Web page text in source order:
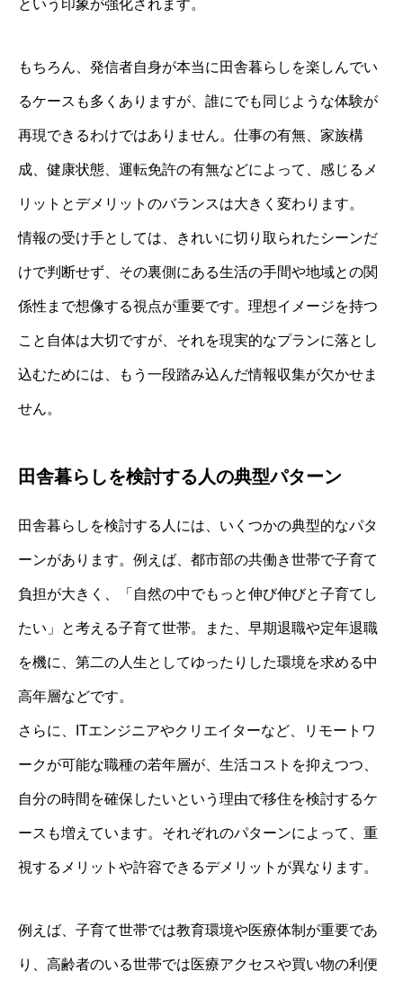
という印象が強化されます。
もちろん、発信者自身が本当に田舎暮らしを楽しんでい
るケースも多くありますが、誰にでも同じような体験が
再現できるわけではありません。仕事の有無、家族構
成、健康状態、運転免許の有無などによって、感じるメ
リットとデメリットのバランスは大きく変わります。
情報の受け手としては、きれいに切り取られたシーンだ
けで判断せず、その裏側にある生活の手間や地域との関
係性まで想像する視点が重要です。理想イメージを持つ
こと自体は大切ですが、それを現実的なプランに落とし
込むためには、もう一段踏み込んだ情報収集が欠かせま
せん。
田舎暮らしを検討する人の典型パターン
田舎暮らしを検討する人には、いくつかの典型的なパタ
ーンがあります。例えば、都市部の共働き世帯で子育て
負担が大きく、「自然の中でもっと伸び伸びと子育てし
たい」と考える子育て世帯。また、早期退職や定年退職
を機に、第二の人生としてゆったりした環境を求める中
高年層などです。
さらに、ITエンジニアやクリエイターなど、リモートワ
ークが可能な職種の若年層が、生活コストを抑えつつ、
自分の時間を確保したいという理由で移住を検討するケ
ースも増えています。それぞれのパターンによって、重
視するメリットや許容できるデメリットが異なります。
例えば、子育て世帯では教育環境や医療体制が重要であ
り、高齢者のいる世帯では医療アクセスや買い物の利便